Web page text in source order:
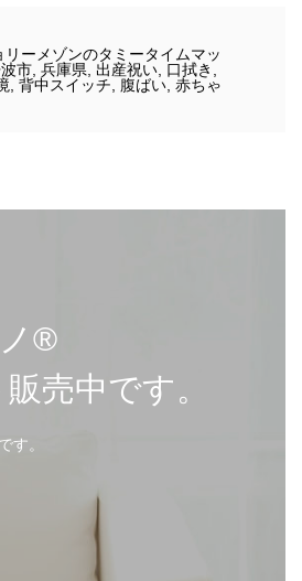
リーメゾンのタミータイムマッ
市, 兵庫県, 出産祝い, 口拭き ,
, 背中スイッチ, 腹ばい, 赤ちゃ
®︎
売中です。
す。